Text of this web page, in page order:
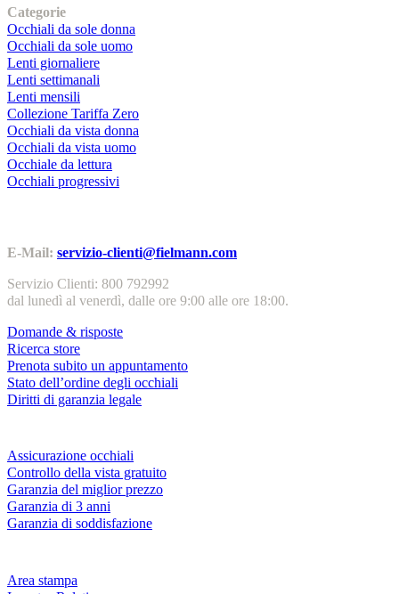
Categorie
Occhiali da sole donna
Occhiali da sole uomo
Lenti giornaliere
Lenti settimanali
Lenti mensili
Collezione Tariffa Zero
Occhiali da vista donna
Occhiali da vista uomo
Occhiale da lettura
Occhiali progressivi
E-Mail: servizio-clienti@fielmann.com
Servizio Clienti: 800 792992
dal lunedì al venerdì, dalle ore 9:00 alle ore 18:00.
Domande & risposte
Ricerca store
Prenota subito un appuntamento
Stato dell’ordine degli occhiali
Diritti di garanzia legale
Assicurazione occhiali
Controllo della vista gratuito
Garanzia del miglior prezzo
Garanzia di 3 anni
Garanzia di soddisfazione
Area stampa